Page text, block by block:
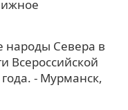
Севера в
Всероссийской
- Мурманск,